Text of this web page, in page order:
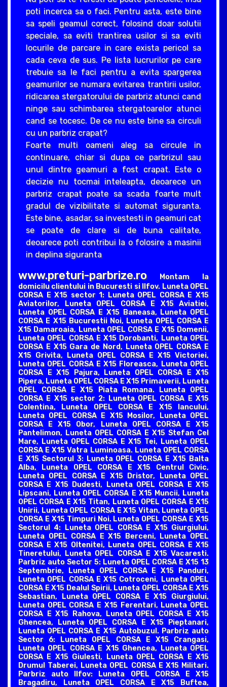
poti incerca sa o faci. Pentru asta, este bine
sa speli geamul corect, folosind doar solutii
speciale, sa eviti trantirea usilor si sa eviti
locurile de parcare in care exista pericol sa
cada ceva de sus. Pe lista lucrurilor pe care
trebuie sa le faci pentru a evita spargerea
geamurilor se numara evitarea trantirii usilor,
ridicarea stergatorului de parbriz atunci cand
ninge sau schimbarea stergatoarelor atunci
cand se tocesc. De ce nu este bine sa circuli
cu un parbriz crapat?
Foarte multi oameni aleg sa circule in
continuare, chiar si dupa ce parbrizul sau
unul dintre geamuri a fost crapat. Este o
decizie nu tocmai inteleapta, deoarece un
parbriz crapat poate sa scada foarte mult
gradul de vizibilitate si automat siguranta.
Este bine, asadar, sa investesti in geamuri cat
se poate de clare si de buna calitate,
deoarece poti contribui la o folosire a masinii
in deplina siguranta
www.preturi-parbrize.roMontam la
domicilu clientului in Bucuresti si Ilfov. Luneta OPEL
CORSA E X15 sector 1: Luneta OPEL CORSA E X15
Aviatorilor, Luneta OPEL CORSA E X15 Aviatiei,
Luneta OPEL CORSA E X15 Baneasa, Luneta OPEL
CORSA E X15 Bucurestii Noi, Luneta OPEL CORSA E
X15 Damaroaia, Luneta OPEL CORSA E X15 Domenii,
Luneta OPEL CORSA E X15 Dorobanti, Luneta OPEL
CORSA E X15 Gara de Nord, Luneta OPEL CORSA E
X15 Grivita, Luneta OPEL CORSA E X15 Victoriei,
Luneta OPEL CORSA E X15 Floreasca, Luneta OPEL
CORSA E X15 Pajura, Luneta OPEL CORSA E X15
Pipera, Luneta OPEL CORSA E X15 Primaverii, Luneta
OPEL CORSA E X15 Piata Romana. Luneta OPEL
CORSA E X15 sector 2: Luneta OPEL CORSA E X15
Colentina, Luneta OPEL CORSA E X15 Iancului,
Luneta OPEL CORSA E X15 Mosilor, Luneta OPEL
CORSA E X15 Obor, Luneta OPEL CORSA E X15
Pantelimon, Luneta OPEL CORSA E X15 Stefan Cel
Mare, Luneta OPEL CORSA E X15 Tei, Luneta OPEL
CORSA E X15 Vatra Luminoasa. Luneta OPEL CORSA
E X15 Sectorul 3: Luneta OPEL CORSA E X15 Balta
Alba, Luneta OPEL CORSA E X15 Centrul Civic,
Luneta OPEL CORSA E X15 Dristor, Luneta OPEL
CORSA E X15 Dudesti, Luneta OPEL CORSA E X15
Lipscani, Luneta OPEL CORSA E X15 Muncii, Luneta
OPEL CORSA E X15 Titan, Luneta OPEL CORSA E X15
Unirii, Luneta OPEL CORSA E X15 Vitan, Luneta OPEL
CORSA E X15 Timpuri Noi. Luneta OPEL CORSA E X15
Sectorul 4: Luneta OPEL CORSA E X15 Giurgiului,
Luneta OPEL CORSA E X15 Berceni, Luneta OPEL
CORSA E X15 Oltenitei, Luneta OPEL CORSA E X15
Tineretului, Luneta OPEL CORSA E X15 Vacaresti.
Parbriz auto Sector 5: Luneta OPEL CORSA E X15 13
Septembrie, Luneta OPEL CORSA E X15 Panduri,
Luneta OPEL CORSA E X15 Cotroceni, Luneta OPEL
CORSA E X15 Dealul Spirii, Luneta OPEL CORSA E X15
Sebastian, Luneta OPEL CORSA E X15 Giurgiului,
Luneta OPEL CORSA E X15 Ferentari, Luneta OPEL
CORSA E X15 Rahova, Luneta OPEL CORSA E X15
Ghencea, Luneta OPEL CORSA E X15 Pieptanari,
Luneta OPEL CORSA E X15 Autobuzul. Parbriz auto
Sector 6: Luneta OPEL CORSA E X15 Crangasi,
Luneta OPEL CORSA E X15 Ghencea, Luneta OPEL
CORSA E X15 Giulesti, Luneta OPEL CORSA E X15
Drumul Taberei, Luneta OPEL CORSA E X15 Militari.
Parbriz auto Ilfov: Luneta OPEL CORSA E X15
Bragadiru, Luneta OPEL CORSA E X15 Buftea,